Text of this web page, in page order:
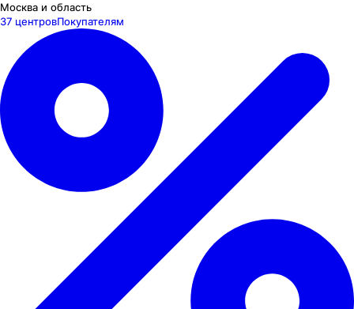
Москва и область
37 центровПокупателям